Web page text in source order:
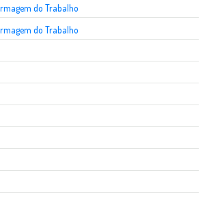
do Trabalho
do Trabalho